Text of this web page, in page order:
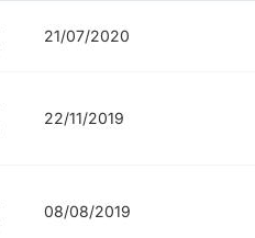
21/07/2020
22/11/2019
08/08/2019